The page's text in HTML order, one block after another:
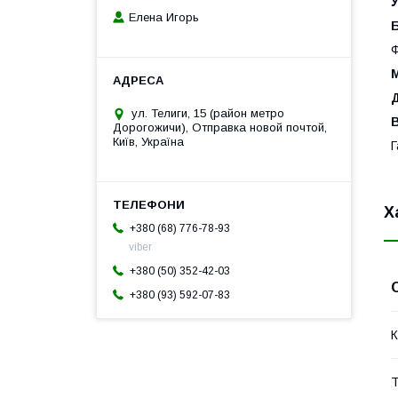
Елена Игорь
ул. Телиги, 15 (район метро
Дорогожичи), Отправка новой почтой,
Київ, Україна
+380 (68) 776-78-93
viber
+380 (50) 352-42-03
+380 (93) 592-07-83